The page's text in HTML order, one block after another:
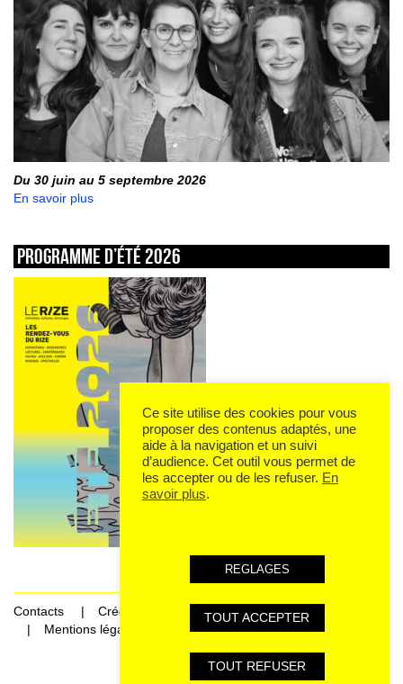
Du 30 juin au 5 septembre 2026
En savoir plus
Programme d’été 2026
Contacts
Crédits
Mentions légales et données personnelles
Ce site utilise des cookies pour vous
proposer des contenus adaptés, une
aide à la navigation et un suivi
d’audience. Cet outil vous permet de
les accepter ou de les refuser. En
savoir plus.
REGLAGES
TOUT ACCEPTER
TOUT REFUSER